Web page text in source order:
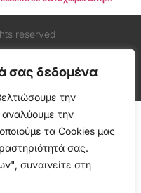
σας δεδομένα
την
αναλύουμε την
τα Cookies μας
σας.
συναινείτε στη
reserved